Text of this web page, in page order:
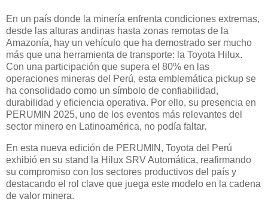
En un país donde la minería enfrenta condiciones extremas,
desde las alturas andinas hasta zonas remotas de la
Amazonía, hay un vehículo que ha demostrado ser mucho
más que una herramienta de transporte: la Toyota Hilux.
Con una participación que supera el 80% en las
operaciones mineras del Perú, esta emblemática pickup se
ha consolidado como un símbolo de confiabilidad,
durabilidad y eficiencia operativa. Por ello, su presencia en
PERUMIN 2025, uno de los eventos más relevantes del
sector minero en Latinoamérica, no podía faltar.
En esta nueva edición de PERUMIN, Toyota del Perú
exhibió en su stand la Hilux SRV Automática, reafirmando
su compromiso con los sectores productivos del país y
destacando el rol clave que juega este modelo en la cadena
de valor minera.